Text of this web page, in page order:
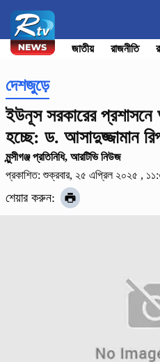
জাতীয় রাজনীতি
দেশজুড়ে
ইউনূস সরকারের প্রশাসনে
হচ্ছে: ড. আসাদুজ্জামান
মুন্সীগঞ্জ প্রতিনিধি, আরটিভি নিউজ
প্রকাশিত: শুক্রবার, ২৫ এপ্রিল ২০২৫ ,
শেয়ার করুন: